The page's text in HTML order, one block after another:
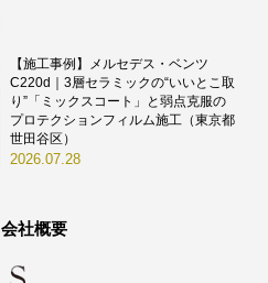
【施工事例】メルセデス・ベンツ
C220d｜3層セラミックの“いいとこ取
り”「ミックスコート」と弱点克服の
プロテクションフィルム施工（東京都
世田谷区）
2026.07.28
会社概要